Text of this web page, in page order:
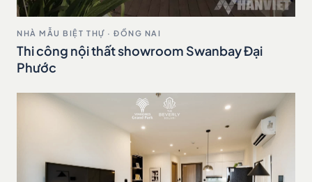
NHÀ MẪU BIỆT THỰ · ĐỒNG NAI
Thi công nội thất showroom Swanbay Đại
Phước